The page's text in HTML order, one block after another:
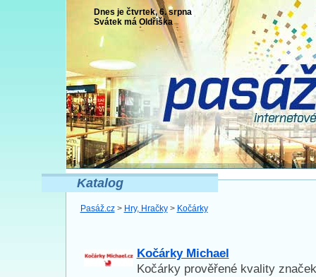
Dnes je čtvrtek, 6. srpna
Svátek má Oldřiška
Katalog
Pasáž.cz> Hry, Hračky> Kočárky
Kočárky Michael
Kočárky prověřené kvality